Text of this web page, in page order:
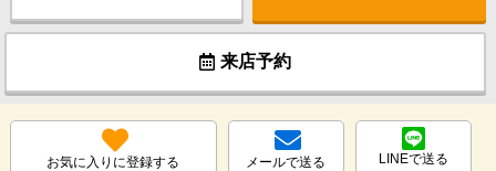
来店予約
お気に入りに登録する メールで送る LINEで送る